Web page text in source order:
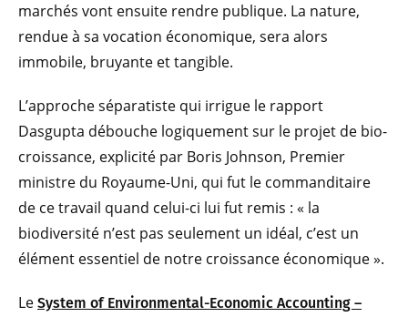
marchés vont ensuite rendre publique. La nature,
rendue à sa vocation économique, sera alors
immobile, bruyante et tangible.
L’approche séparatiste qui irrigue le rapport
Dasgupta débouche logiquement sur le projet de bio-
croissance, explicité par Boris Johnson, Premier
ministre du Royaume-Uni, qui fut le commanditaire
de ce travail quand celui-ci lui fut remis : « la
biodiversité n’est pas seulement un idéal, c’est un
élément essentiel de notre croissance économique ».
Le System of Environmental-Economic Accounting –